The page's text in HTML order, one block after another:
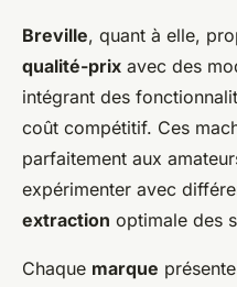
Breville, quant à elle,
qualité-prix avec des
intégrant des
coût compétitif. Ces
parfaitement aux
expérimenter avec
extraction optimale des
Chaque marque